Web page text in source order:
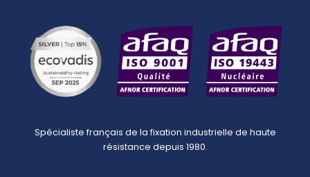
Spécialiste français de la fixation industrielle de haute
résistance depuis 1980.